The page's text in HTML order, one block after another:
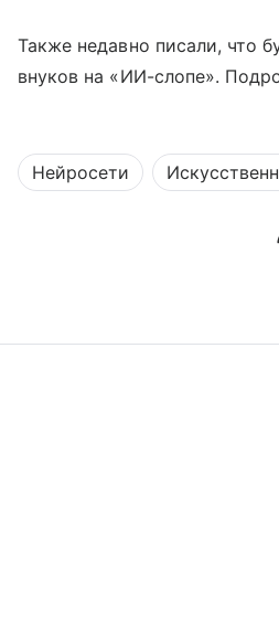
Также недавно писали, что
внуков на «ИИ-слопе».
Нейросети